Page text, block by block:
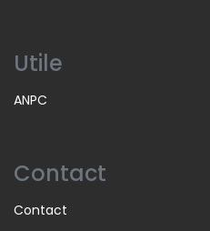
Utile
ANPC
Contact
Contact